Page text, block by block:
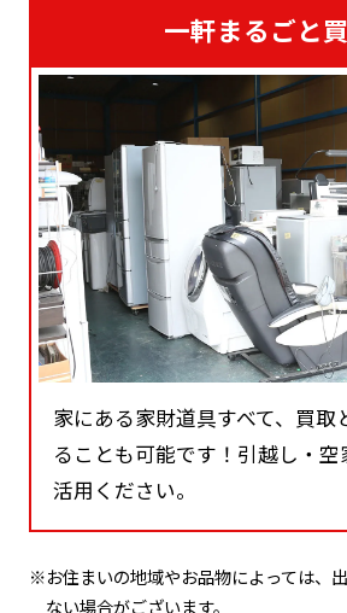
一軒まるごと
家にある家財道具すべて、買取
ることも可能です！引越し・
活用ください。
※お住まいの地域やお品物によっては、
ない場合がございます。